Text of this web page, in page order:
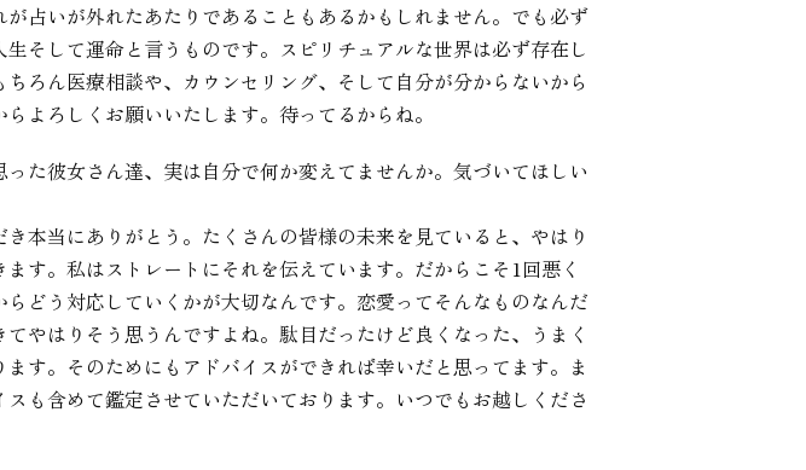
占いが外れたあたりであることもあるかもしれません。でも必ず
そして運命と言うものです。スピリチュアルな世界は必ず存在し
ろん医療相談や、カウンセリング、そして自分が分からないから
よろしくお願いいたします。待ってるからね。
た彼女さん達、実は自分で何か変えてませんか。気づいてほしい
本当にありがとう。たくさんの皆様の未来を見ていると、やはり
す。私はストレートにそれを伝えています。だからこそ1回悪く
どう対応していくかが大切なんです。恋愛ってそんなものなんだ
やはりそう思うんですよね。駄目だったけど良くなった、うまく
す。そのためにもアドバイスができれば幸いだと思ってます。ま
も含めて鑑定させていただいております。いつでもお越しくださ